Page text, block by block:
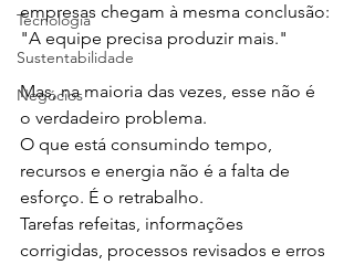
Tecnologia
Sustentabilidade
Negócios
empresas chegam à mesma conclusão:
"A equipe precisa produzir mais."
Mas, na maioria das vezes, esse não é
o verdadeiro problema.
O que está consumindo tempo,
recursos e energia não é a falta de
esforço. É o retrabalho.
Tarefas refeitas, informações
corrigidas, processos revisados e erros